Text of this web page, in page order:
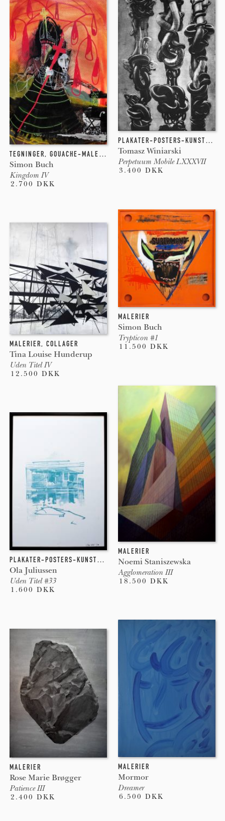
TEGNINGER, GOUACHE-MALERIER
Simon Buch
Kingdom IV
2.700 DKK
PLAKATER-POSTERS-KUNSTTRYK, LITOGRAFIER, INDGRAVERINGER
Tomasz Winiarski
Perpetuum Mobile LXXXVII
3.400 DKK
MALERIER
Simon Buch
Trypticon #1
11.500 DKK
MALERIER, COLLAGER
Tina Louise Hunderup
Uden Titel IV
12.500 DKK
MALERIER
Noemi Staniszewska
Agglomeration III
18.500 DKK
PLAKATER-POSTERS-KUNSTTRYK, GICLEE-TRYK
Ola Juliussen
Uden Titel #33
1.600 DKK
MALERIER
Mormor
Dreamer
6.500 DKK
MALERIER
Rose Marie Brøgger
Patience III
2.400 DKK